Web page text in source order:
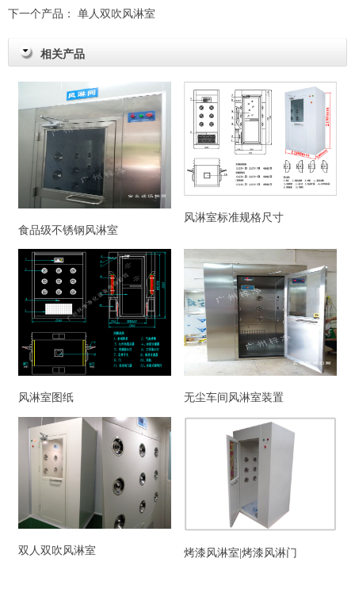
下一个产品： 单人双吹风淋室
相关产品
食品级不锈钢风淋室
风淋室标准规格尺寸
风淋室图纸 无尘车间风淋室装置
双人双吹风淋室 烤漆风淋室|烤漆风淋门